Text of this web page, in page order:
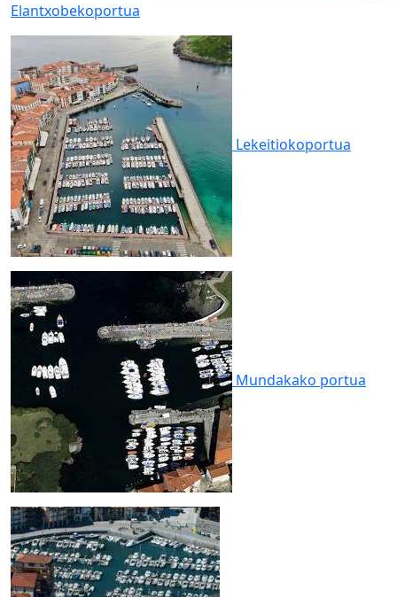
Elantxobekoportua
Lekeitiokoportua
Mundakako portua